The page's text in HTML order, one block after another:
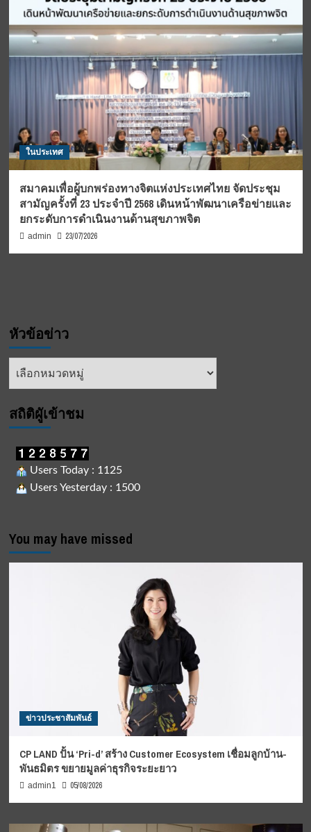
ในประเทศ
สมาคมเพื่อผู้บกพร่องทางจิตแห่งประเทศไทย จัดประชุม
สามัญครั้งที่ 23 ประจำปี 2568 เดินหน้าพัฒนาเครือข่ายและ
ยกระดับการดำเนินงานด้านสุขภาพจิต
admin 23/07/2026
หัวข้อข่าว
หัวข้อ
สถิติผูัเข้าชม
Users Today : 1125
Users Yesterday : 1500
You may have missed
ข่าวประชาสัมพันธ์
CP LAND ปั้น ‘Pri-d’ สร้าง Customer Ecosystem เชื่อมลูกบ้าน-
พันธมิตร ขยายมูลค่าธุรกิจระยะยาว
admin1 05/08/2026